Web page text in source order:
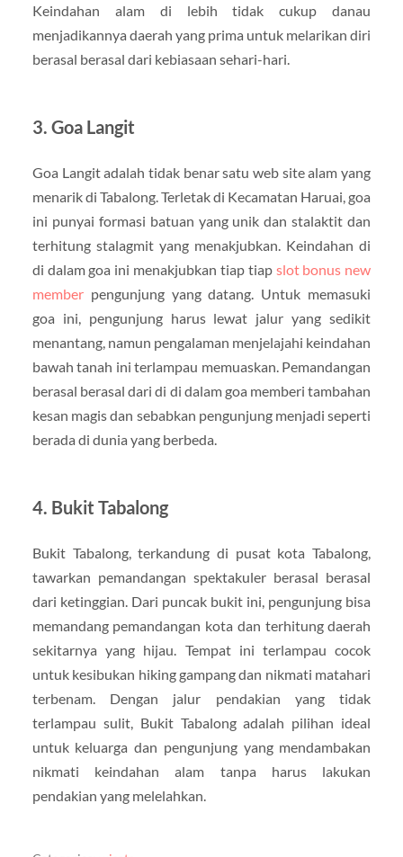
Keindahan alam di lebih tidak cukup danau
menjadikannya daerah yang prima untuk melarikan diri
berasal berasal dari kebiasaan sehari-hari.
3. Goa Langit
Goa Langit adalah tidak benar satu web site alam yang
menarik di Tabalong. Terletak di Kecamatan Haruai, goa
ini punyai formasi batuan yang unik dan stalaktit dan
terhitung stalagmit yang menakjubkan. Keindahan di
di dalam goa ini menakjubkan tiap tiap slot bonus new
memberpengunjung yang datang. Untuk memasuki
goa ini, pengunjung harus lewat jalur yang sedikit
menantang, namun pengalaman menjelajahi keindahan
bawah tanah ini terlampau memuaskan. Pemandangan
berasal berasal dari di di dalam goa memberi tambahan
kesan magis dan sebabkan pengunjung menjadi seperti
berada di dunia yang berbeda.
4. Bukit Tabalong
Bukit Tabalong, terkandung di pusat kota Tabalong,
tawarkan pemandangan spektakuler berasal berasal
dari ketinggian. Dari puncak bukit ini, pengunjung bisa
memandang pemandangan kota dan terhitung daerah
sekitarnya yang hijau. Tempat ini terlampau cocok
untuk kesibukan hiking gampang dan nikmati matahari
terbenam. Dengan jalur pendakian yang tidak
terlampau sulit, Bukit Tabalong adalah pilihan ideal
untuk keluarga dan pengunjung yang mendambakan
nikmati keindahan alam tanpa harus lakukan
pendakian yang melelahkan.